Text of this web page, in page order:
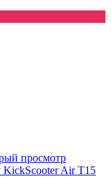
просмотр
KickScooter Air T15